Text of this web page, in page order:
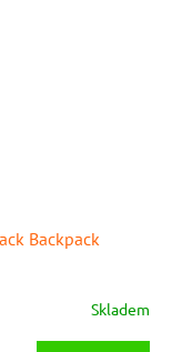
Backpack
Skladem